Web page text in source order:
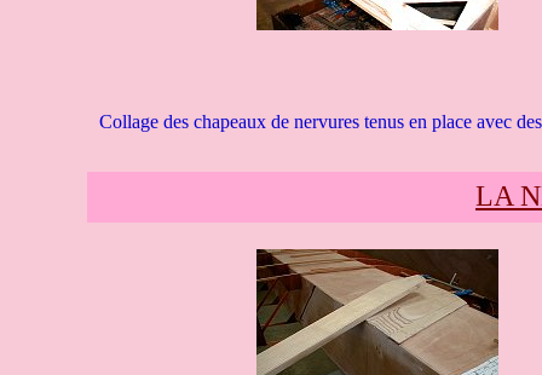
Collage des chapeaux de nervures tenus en place avec
LA